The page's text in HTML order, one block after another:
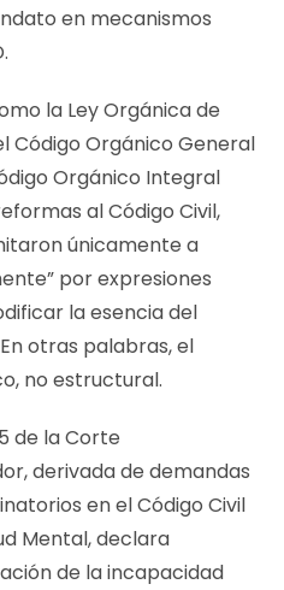
en mecanismos
la Ley Orgánica de
Código Orgánico General
Orgánico Integral
al Código Civil,
únicamente a
por expresiones
la esencia del
otras palabras, el
no estructural.
de la Corte
derivada de demandas
en el Código Civil
Mental, declara
de la incapacidad